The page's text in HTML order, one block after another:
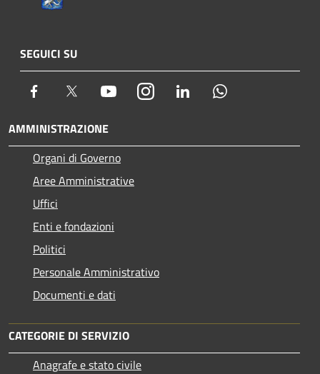
SEGUICI SU
Facebook Twitter YoutubeInstagram LinkedIn
AMMINISTRAZIONE
Organi di Governo
Aree Amministrative
Uffici
Enti e fondazioni
Politici
Personale Amministrativo
Documenti e dati
CATEGORIE DI SERVIZIO
Anagrafe e stato civile